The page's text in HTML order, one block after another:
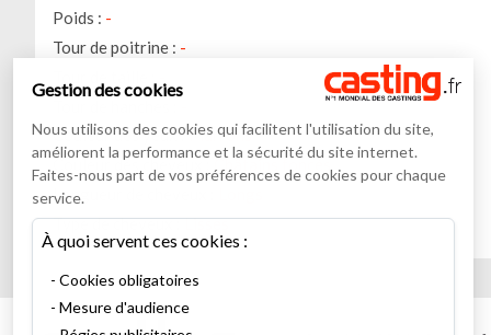
Poids : -
Tour de poitrine : -
Couleur des yeux :Marrons
Couleur des cheveux : Châtains foncés
Longueur de cheveux :
Type de cheveux :Lisses
Gestion des cookies
Nous utilisons des cookies qui facilitent l'utilisation du site,
améliorent la performance et la sécurité du site internet.
Faites-nous part de vos préférences de cookies pour chaque
service.
À quoi servent ces cookies :
Cookies obligatoires
Mesure d'audience